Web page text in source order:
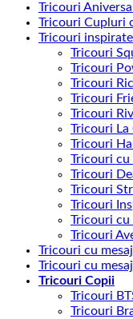
Tricouri
Tricouri Cupluri
Tricouri
Tricouri
Tricouri
Tricouri
Tricouri
Tricouri
Tricouri La
Tricouri
Tricouri cu
Tricouri
Tricouri
Tricouri
Tricouri cu
Tricouri
Tricouri cu
Tricouri cu
Tricouri Copii
Tricouri
Tricouri